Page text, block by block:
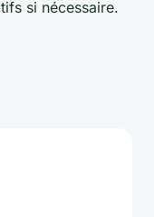
si nécessaire.